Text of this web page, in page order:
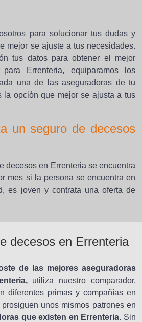
para solucionar tus dudas y
mejor se ajuste a tus necesidades.
tus datos para obtener el mejor
Errenteria, equiparamos los
una de las aseguradoras de tu
la opción que mejor se ajusta a tus
un seguro de decesos
decesos en Errenteria se encuentra
mes si la persona se encuentra en
es joven y contrata una oferta de
decesos en Errenteria
de las mejores aseguradoras
utiliza nuestro comparador,
diferentes primas y compañías en
unos mismos patrones en
que existen en Errenteria. Sin